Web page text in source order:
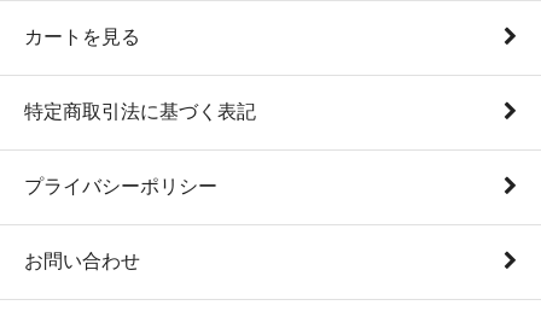
カートを見る
特定商取引法に基づく表記
プライバシーポリシー
お問い合わせ